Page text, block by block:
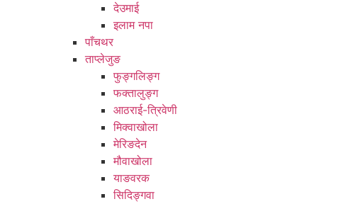
देउमाई
इलाम नपा
पाँचथर
ताप्लेजुङ
फुङ्गलिङ्ग
फक्तालुङ्ग
आठराई-त्रिवेणी
मिक्वाखोला
मेरिङदेन
मौवाखोला
याङवरक
सिदिङ्गवा